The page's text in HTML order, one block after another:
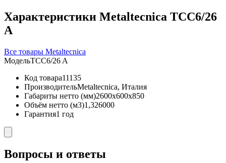
Характеристики Metaltecnica TCC6/26
A
Все товары Metaltecnica
МодельTCC6/26 A
Код товара11135
ПроизводительMetaltecnica, Италия
Габариты нетто (мм)2600x600x850
Объём нетто (м3)1,326000
Гарантия1 год
Вопросы и ответы